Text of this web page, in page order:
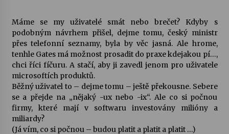
Vysočinka
17. 7. 2026
Ozvěny prázdnin
14. 7. 2026
Máme se my uživatelé smát nebo brečet? Kdyby s
podobným návrhem přišel, dejme tomu, český ministr
přes telefonní seznamy, byla by věc jasná. Ale hrome,
tenhle Gates má možnost prosadit do praxe kdejakou pí…,
chci říci fíčuru. A stačí, aby ji zavedl jenom pro uživatele
microsoftích produktů.
Běžný uživatel to – dejme tomu – ještě překousne. Sebere
se a přejde na „nějaký -ux nebo -ix“. Ale co si počnou
firmy, které mají v softwaru investovány milióny a
miliardy?
(Já vím, co si počnou – budou platit a platit a platit …)